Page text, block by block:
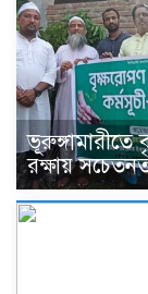
রক্ষায়